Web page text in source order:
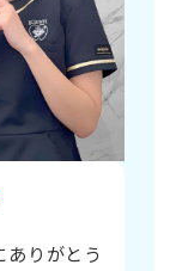
りがとう